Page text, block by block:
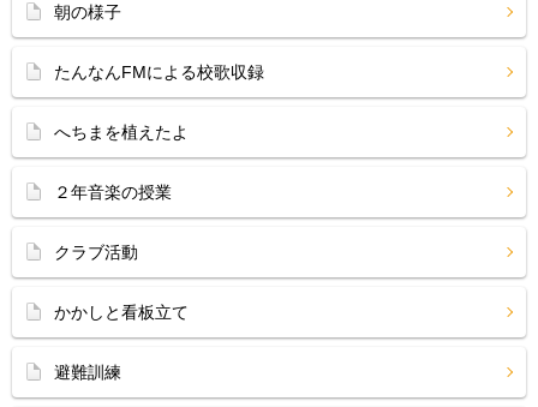
朝の様子
たんなんFMによる校歌収録
へちまを植えたよ
２年音楽の授業
クラブ活動
かかしと看板立て
避難訓練